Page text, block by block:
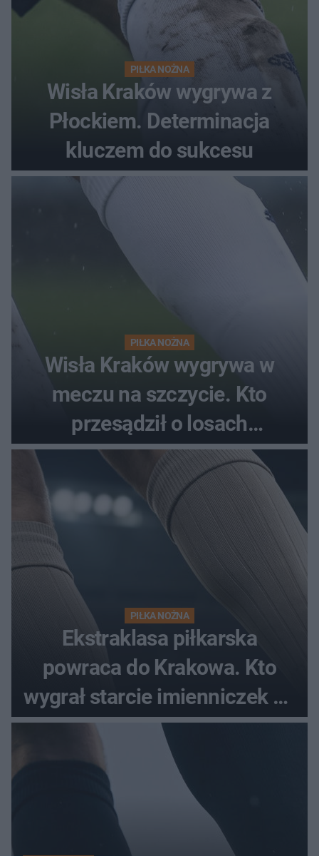
PIŁKA NOŻNA
Wisła Kraków wygrywa z
Płockiem. Determinacja
kluczem do sukcesu
PIŁKA NOŻNA
Wisła Kraków wygrywa w
meczu na szczycie. Kto
przesądził o losach
spotkania?
PIŁKA NOŻNA
Ekstraklasa piłkarska
powraca do Krakowa. Kto
wygrał starcie imienniczek na
pełnym stadionie